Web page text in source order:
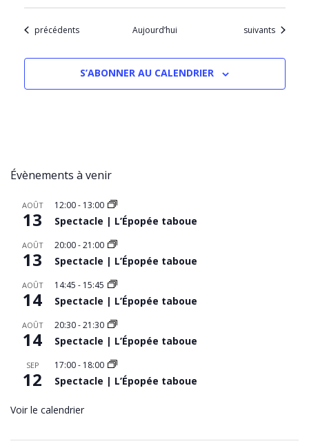
Évènements
précédents Aujourd’hui Évènements
suivants
S’ABONNER AU CALENDRIER
Évènements à venir
AOÛT
13
12:00- 13:00
Spectacle | L’Épopée taboue
AOÛT
13
20:00-21:00
Spectacle | L’Épopée taboue
AOÛT
14
14:45 - 15:45
Spectacle | L’Épopée taboue
AOÛT
14
20:30-21:30
Spectacle | L’Épopée taboue
SEP
12
17:00- 18:00
Spectacle | L’Épopée taboue
Voir le calendrier